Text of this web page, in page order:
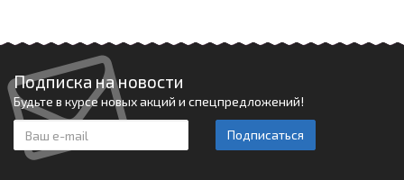
Подписка на новости
Будьте в курсе новых акций и спецпредложений!
Подписаться